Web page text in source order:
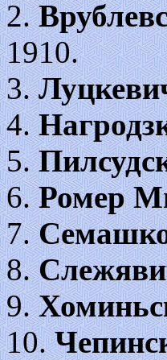
2.
1910.
3.
4.
5.
6.Ромер
7.
8.
9.
10.